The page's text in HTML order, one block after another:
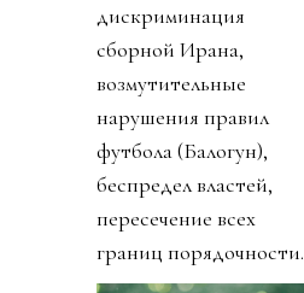
дискриминация
сборной Ирана,
возмутительные
нарушения правил
футбола (Балогун),
беспредел властей,
пересечение всех
границ порядочности.